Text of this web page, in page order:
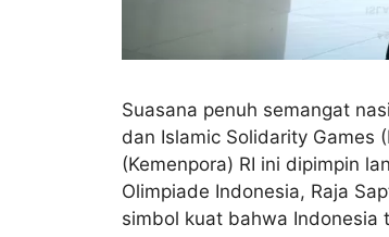
Suasana penuh semangat
dan Islamic Solidarity Games
(Kemenpora) RI ini dipimpin
Olimpiade Indonesia, Raja
simbol kuat bahwa Indonesia